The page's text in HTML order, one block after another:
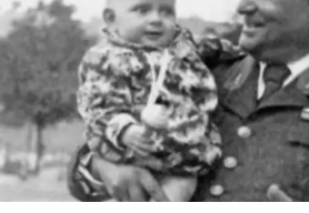
ECONOMIA E LAVORO
EVENTI
SPORT
Streaming